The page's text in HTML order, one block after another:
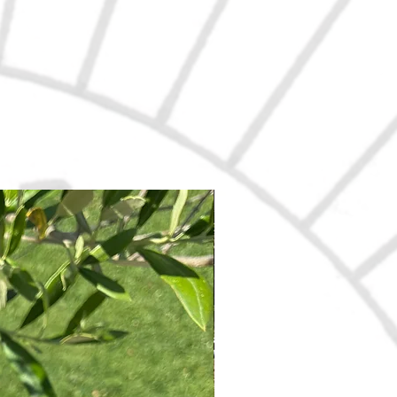
Nouveau